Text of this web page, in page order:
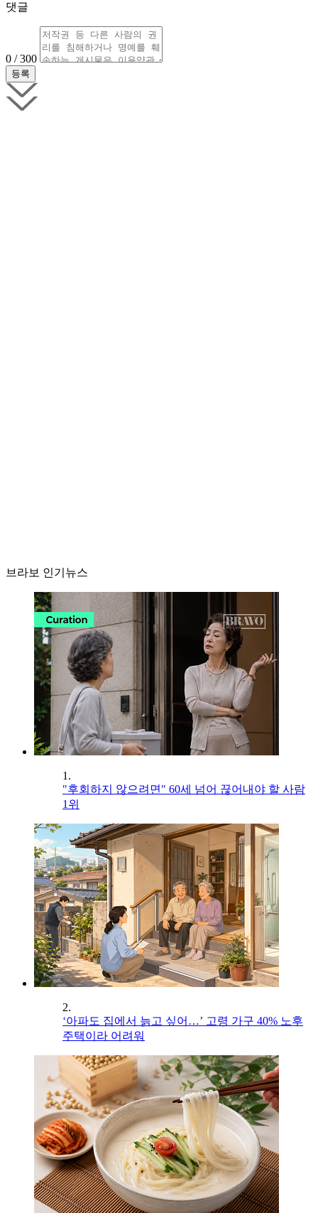
댓글
0 / 300
브라보 인기뉴스
1.
"후회하지 않으려면" 60세 넘어 끊어내야 할 사람
1위
2.
‘아파도 집에서 늙고 싶어…’ 고령 가구 40% 노후
주택이라 어려워